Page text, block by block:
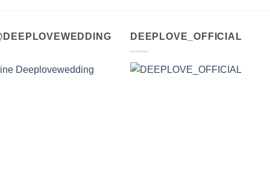
DEEPLOVE_OFFICIAL